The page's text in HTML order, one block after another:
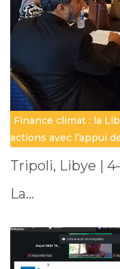
Finance climat : la
actions avec l’appui de
Tripoli, Libye |
La…